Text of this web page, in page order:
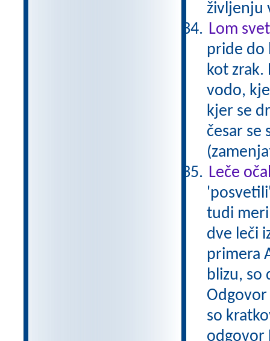
življenju
Lom
pride do
kot zrak.
vodo,
kjer se
česar se
Leče
tudi
dve leči
primera
blizu, so
so
odgovor